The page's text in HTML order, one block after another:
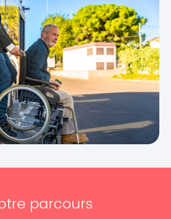
parcours